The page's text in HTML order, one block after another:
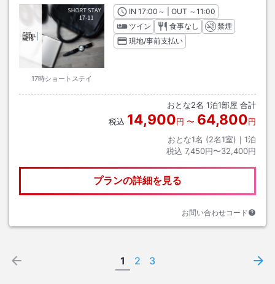
17時ショートステイ
INチェックイン
17:00 ～ | OUT チェックアウト
～11:00
ツイン
食事なし
禁煙
現地/事前支払い
おとな2名 1泊1部屋 合計
税込 14,900円 〜 64,800円
おとな1名 (2名1室)｜ 1泊
税込 7,450円〜32,400円
プランの詳細を見る
お問い合わせコード
1 2 3